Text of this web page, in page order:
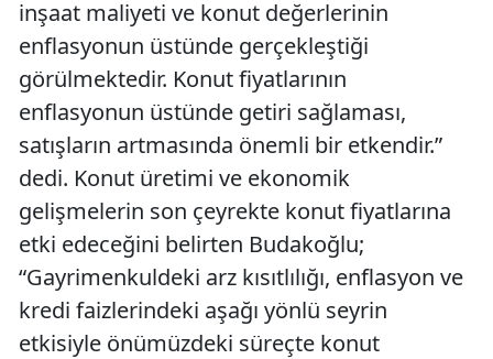
inşaat maliyeti ve konut değerlerinin
enflasyonun üstünde gerçekleştiği
görülmektedir. Konut fiyatlarının
enflasyonun üstünde getiri sağlaması,
satışların artmasında önemli bir etkendir.”
dedi. Konut üretimi ve ekonomik
gelişmelerin son çeyrekte konut fiyatlarına
etki edeceğini belirten Budakoğlu;
“Gayrimenkuldeki arz kısıtlılığı, enflasyon ve
kredi faizlerindeki aşağı yönlü seyrin
etkisiyle önümüzdeki süreçte konut